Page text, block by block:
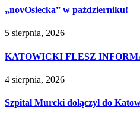
„novOsiecka” w październiku!
5 sierpnia, 2026
KATOWICKI FLESZ
4 sierpnia, 2026
Szpital Murcki dołączył do